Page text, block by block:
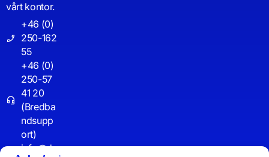
vårt kontor.
+46 (0)
250-162
55
+46 (0)
250-57
41 20
(Bredba
ndsupp
ort)
info@d